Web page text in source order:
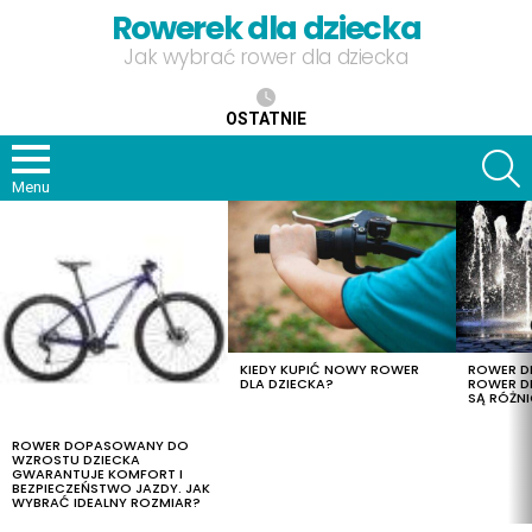
Rowerek dla dziecka
Jak wybrać rower dla dziecka
OSTATNIE
Menu
ROWER DOPASOWANY DO
WZROSTU DZIECKA
GWARANTUJE KOMFORT I
BEZPIECZEŃSTWO JAZDY. JAK
WYBRAĆ IDEALNY ROZMIAR?
KIEDY KUPIĆ NOWY ROWER
DLA DZIECKA?
ROWER
ROWER
SĄ